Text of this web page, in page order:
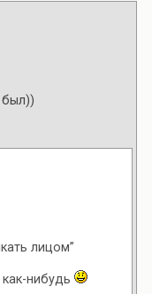
лицом”
нибудь